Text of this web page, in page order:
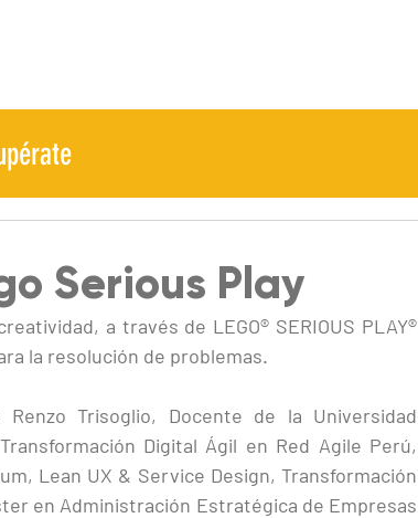
Serious Play
a través de LEGO® SERIOUS PLAY®
la resolución de problemas.
Trisoglio, Docente de la Universidad
Digital Ágil en Red Agile Perú,
Lean UX & Service Design, Transformación
en Administración Estratégica de Empresas